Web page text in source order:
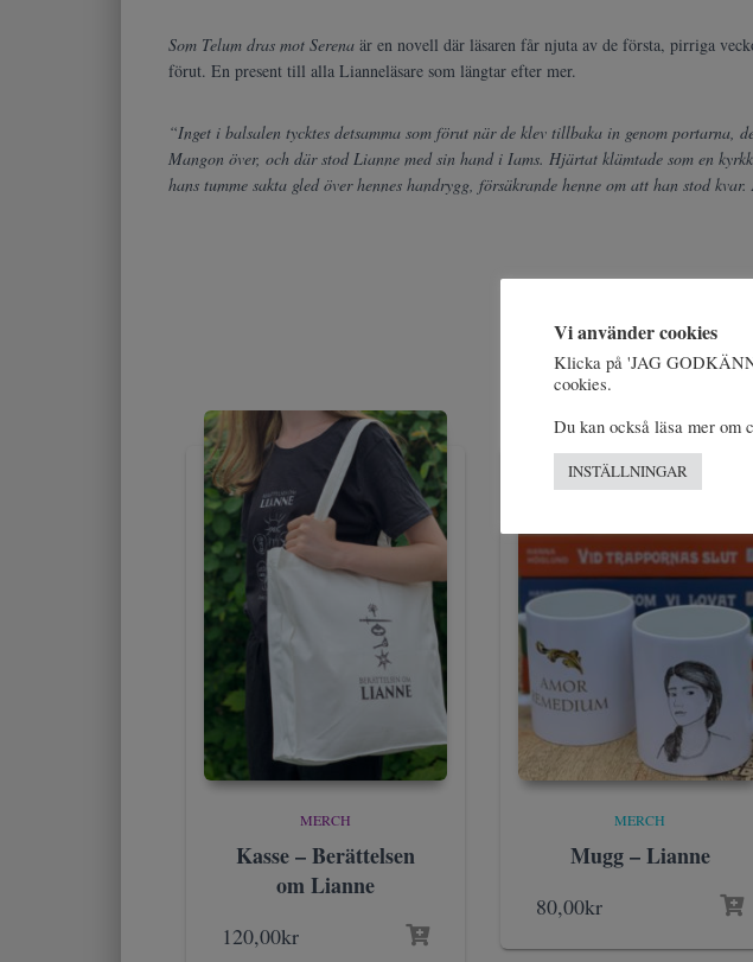
Som Telum dras mot Serena är en novell där läsaren får njuta av de första, pirriga
förut. En present till alla Lianneläsare som längtar efter mer.
“Inget i balsalen tycktes detsamma som förut när de klev tillbaka in genom
Mangon över, och där stod Lianne med sin hand i Iams. Hjärtat klämtade som en
hans tumme sakta gled över hennes handrygg, försäkrande henne om att han stod
MERCH
Kasse – Berättelsen
om Lianne
120,00kr
MERCH
Mugg – Lianne
80,00kr
Vi använder cookies
Klicka på 'JAG
cookies.
Du kan också läsa mer om
INSTÄLLNINGAR